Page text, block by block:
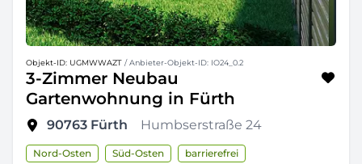
Objekt-ID: UGMWWAZT / Anbieter-Objekt-ID: IO24_0.2
3-Zimmer Neubau
Gartenwohnung in Fürth
90763 Fürth Humbserstraße 24
Nord-Osten Süd-Osten
barrierefrei